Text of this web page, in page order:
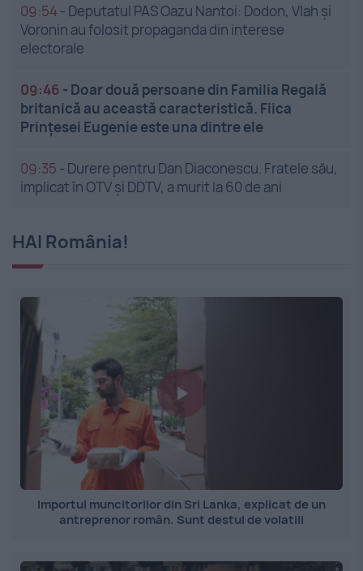
09:54 - Deputatul PAS Oazu Nantoi: Dodon, Vlah și
Voronin au folosit propaganda din interese
electorale
09:46 - Doar două persoane din Familia Regală
britanică au această caracteristică. Fiica
Prințesei Eugenie este una dintre ele
09:35 - Durere pentru Dan Diaconescu. Fratele său,
implicat în OTV și DDTV, a murit la 60 de ani
HAI România!
Importul muncitorilor din Sri Lanka, explicat de un
antreprenor român. Sunt destul de volatili